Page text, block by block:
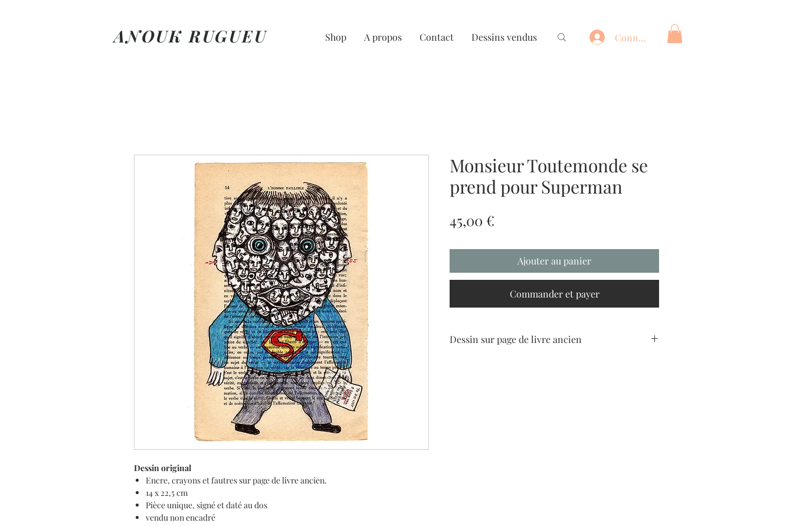
Shop A propos Contact Dessins vendus
ANOUK RUGUEU Connexion
Dessin original
Encre, crayons et fautres sur page de livre ancien.
14 x 22,5 cm
Pièce unique, signé et daté au dos
vendu non encadré
Monsieur Toutemonde se
prend pour Superman
45,00 €
Ajouter au panier
Commander et payer
Dessin sur page de livre ancien